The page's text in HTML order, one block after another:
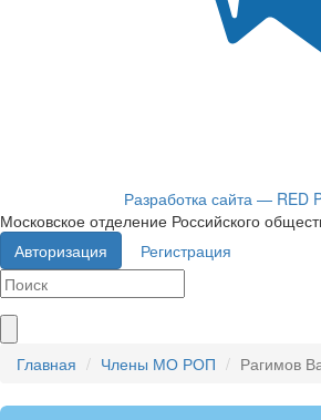
Разработка сайта — RED
Московское отделение Российского
Авторизация
Регистрация
Главная Члены МО РОП Рагимов